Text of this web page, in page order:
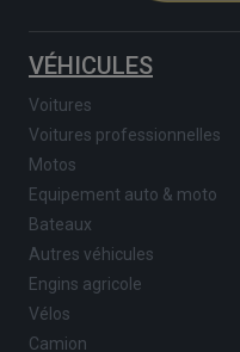
VÉHICULES
Voitures
Voitures professionnelles
Motos
Equipement auto & moto
Bateaux
Autres véhicules
Engins agricole
Vélos
Camion